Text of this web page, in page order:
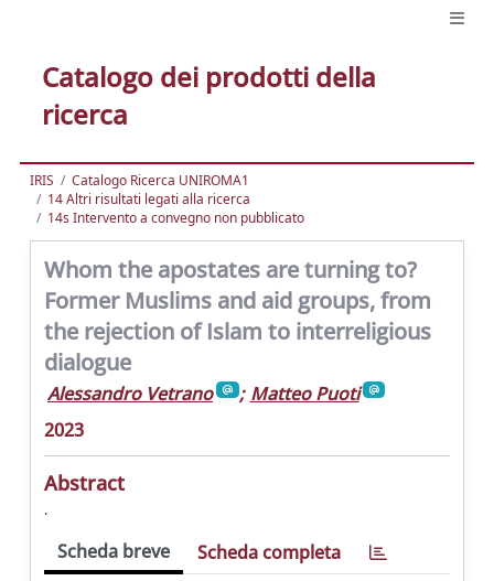
Catalogo dei prodotti della
ricerca
IRIS
Catalogo Ricerca UNIROMA1
14 Altri risultati legati alla ricerca
14s Intervento a convegno non pubblicato
Whom the apostates are turning to?
Former Muslims and aid groups, from
the rejection of Islam to interreligious
dialogue
Alessandro Vetrano ; Matteo Puoti
2023
Abstract
.
Scheda breve Scheda completa